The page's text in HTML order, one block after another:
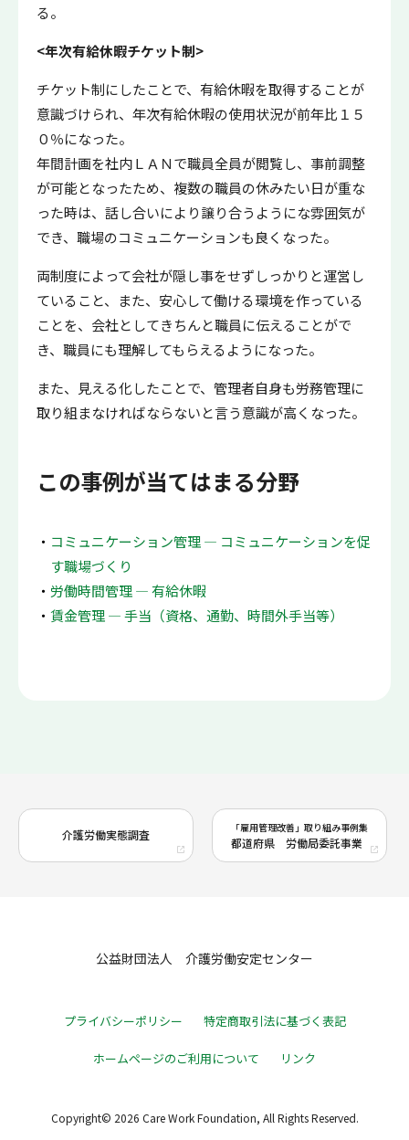
る。
<年次有給休暇チケット制>
チケット制にしたことで、有給休暇を取得することが
意識づけられ、年次有給休暇の使用状況が前年比１５
０％になった。
年間計画を社内ＬＡＮで職員全員が閲覧し、事前調整
が可能となったため、複数の職員の休みたい日が重な
った時は、話し合いにより譲り合うようにな雰囲気が
でき、職場のコミュニケーションも良くなった。
両制度によって会社が隠し事をせずしっかりと運営し
ていること、また、安心して働ける環境を作っている
ことを、会社としてきちんと職員に伝えることがで
き、職員にも理解してもらえるようになった。
また、見える化したことで、管理者自身も労務管理に
取り組まなければならないと言う意識が高くなった。
この事例が当てはまる分野
コミュニケーション管理 ― コミュニケーションを促
す職場づくり
労働時間管理 ― 有給休暇
賃金管理 ― 手当（資格、通勤、時間外手当等）
介護労働実態調査 「雇用管理改善」取り組み事例集
都道府県 労働局委託事業
公益財団法人 介護労働安定センター
プライバシーポリシー 特定商取引法に基づく表記
ホームページのご利用について リンク
Copyright© 2026 Care Work Foundation, All Rights Reserved.